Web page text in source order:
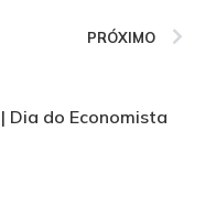
PRÓXIMO
Dia do Economista